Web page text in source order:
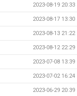
2023-08-19 20:33
2023-08-17 13:30
2023-08-13 21:22
2023-08-12 22:29
2023-07-08 13:39
2023-07-02 16:24
2023-06-29 20:39